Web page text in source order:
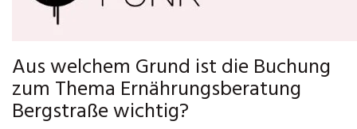
Aus welchem Grund ist die Buchung
zum Thema Ernährungsberatung
Bergstraße wichtig?